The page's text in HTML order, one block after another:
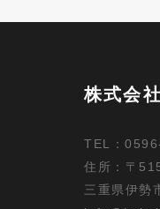
株式会
TEL：
住所：〒
三重県伊勢